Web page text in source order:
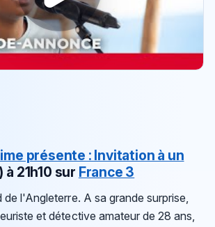
présente : Invitation à un
à 21h10 sur France 3
l'Angleterre. A sa grande surprise,
et détective amateur de 28 ans,